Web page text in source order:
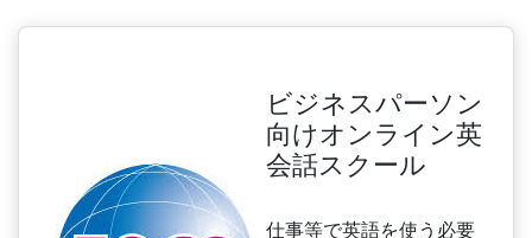
ビジネスパーソン
向けオンライン英
会話スクール
仕事等で英語を使う必要